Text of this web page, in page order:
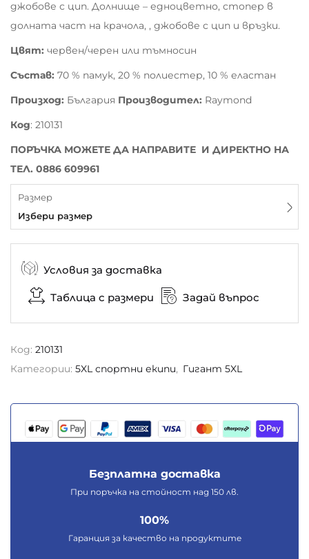
джобове с цип. Долнище – едноцветно, стопер в
долната част на крачола, , джобове с цип и връзки.
Цвят: червен/черен или тъмносин
Състав: 70 % памук, 20 % полиестер, 10 % еластан
Произход: България Производител: Raymond
Код: 210131
ПОРЪЧКА МОЖЕТЕ ДА НАПРАВИТЕ И ДИРЕКТНО НА
ТЕЛ. 0886 609961
Размер
Избери размер
Условия за доставка
Таблица с размери Задай въпрос
Код: 210131
Категории: 5XL спортни екипи, Гигант 5XL
Безплатна доставка
При поръчка на стойност над 150 лв.
100%
Гаранция за качество на продуктите